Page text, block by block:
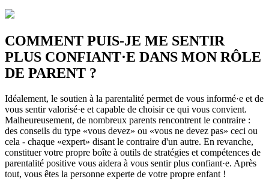
COMMENT PUIS-JE ME SENTIR
PLUS CONFIANT·E DANS MON RÔLE
DE PARENT ?
Idéalement, le soutien à la parentalité permet de vous informé·e et de
vous sentir valorisé·e et capable de choisir ce qui vous convient.
Malheureusement, de nombreux parents rencontrent le contraire :
des conseils du type «vous devez» ou «vous ne devez pas» ceci ou
cela - chaque «expert» disant le contraire d'un autre. En revanche,
constituer votre propre boîte à outils de stratégies et compétences de
parentalité positive vous aidera à vous sentir plus confiant·e. Après
tout, vous êtes la personne experte de votre propre enfant !